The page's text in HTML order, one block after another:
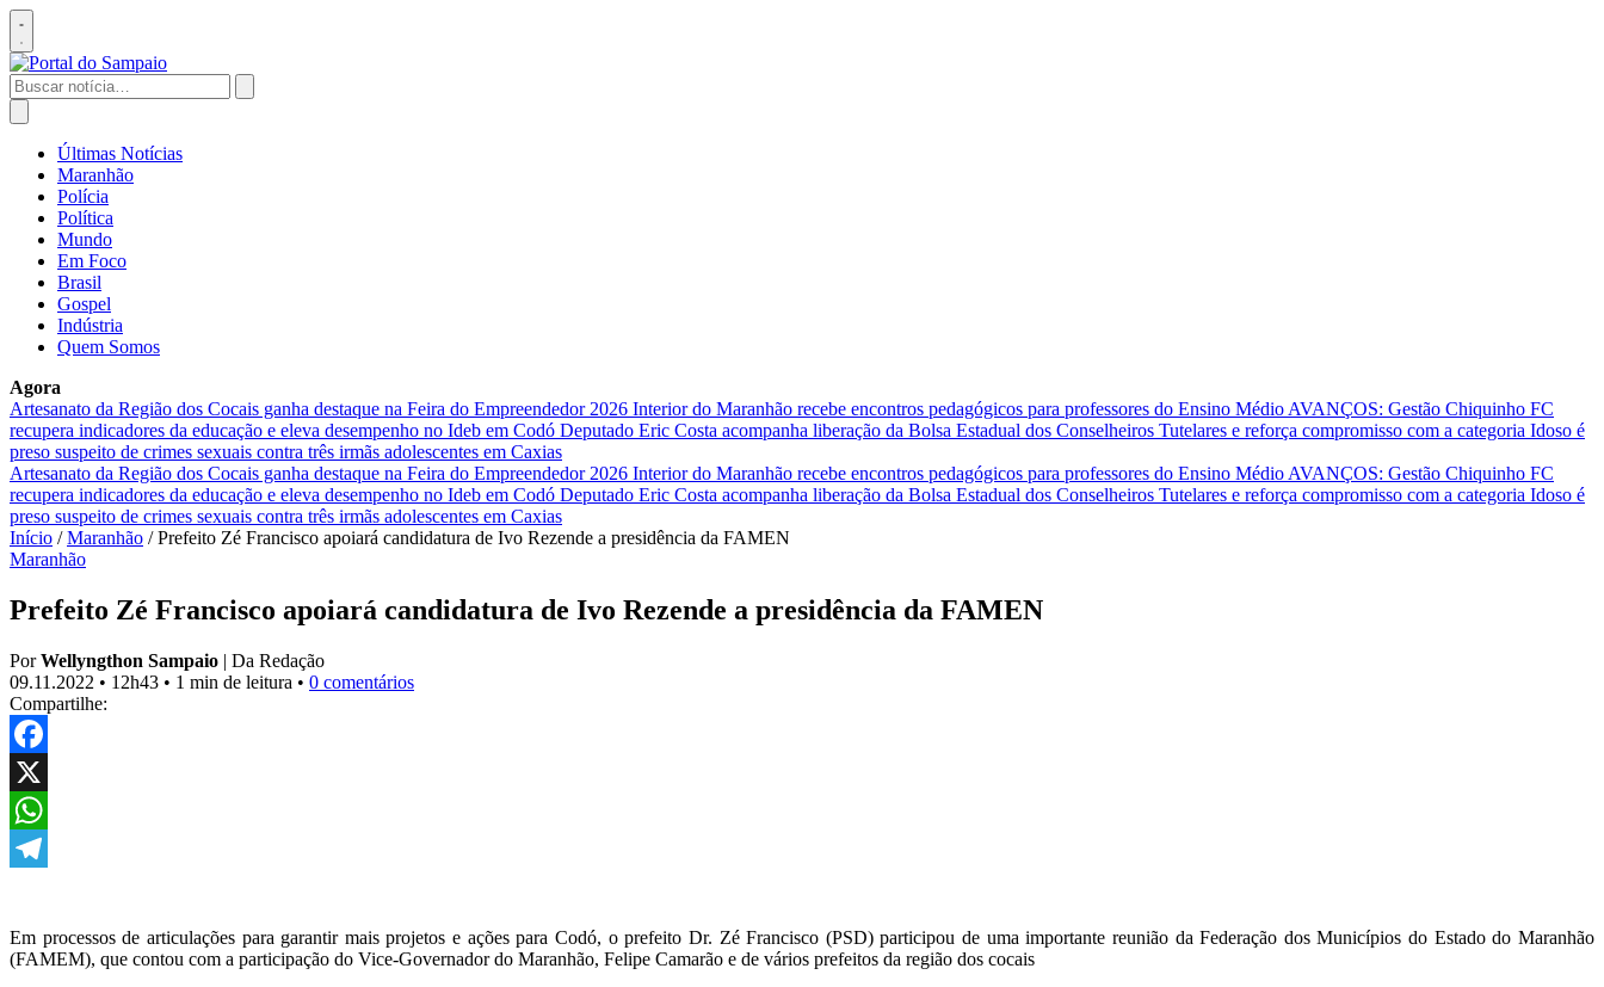
Pular
para
o
conteúdo
Abrir
menu
Buscar
por:
Abrir
buscaÚltimas Notícias
Maranhão
Polícia
Política
Mundo
Em Foco
Brasil
Gospel
Indústria
Quem Somos
Agora
Artesanato da Região dos Cocais ganha destaque na Feira do Empreendedor 2026 Interior do Maranhão recebe encontros pedagógicos para professores do Ensino Médio AVANÇOS: Gestão Chiquinho FC
recupera indicadores da educação e eleva desempenho no Ideb em Codó Deputado Eric Costa acompanha liberação da Bolsa Estadual dos Conselheiros Tutelares e reforça compromisso com a categoria Idoso é
preso suspeito de crimes sexuais contra três irmãs adolescentes em Caxias
Artesanato da Região dos Cocais ganha destaque na Feira do Empreendedor 2026 Interior do Maranhão recebe encontros pedagógicos para professores do Ensino Médio AVANÇOS: Gestão Chiquinho FC
recupera indicadores da educação e eleva desempenho no Ideb em Codó Deputado Eric Costa acompanha liberação da Bolsa Estadual dos Conselheiros Tutelares e reforça compromisso com a categoria Idoso é
preso suspeito de crimes sexuais contra três irmãs adolescentes em Caxias
Início / Maranhão / Prefeito Zé Francisco apoiará candidatura de Ivo Rezende a presidência da FAMEN
Maranhão
Prefeito Zé Francisco apoiará candidatura de Ivo Rezende a presidência da FAMEN
PorWellyngthon Sampaio | Da Redação
09.11.2022 • 12h43 • 1 min de leitura • 0 comentários
Compartilhe:
Facebook
X
WhatsApp
Em processos de articulações para garantir mais projetos e ações para Codó, o prefeito Dr. Zé Francisco (PSD) participou de uma importante reunião da Federação dos Municípios do Estado do Maranhão
(FAMEM), que contou com a participação do Vice-Governador do Maranhão, Felipe Camarão e de vários prefeitos da região dos cocais